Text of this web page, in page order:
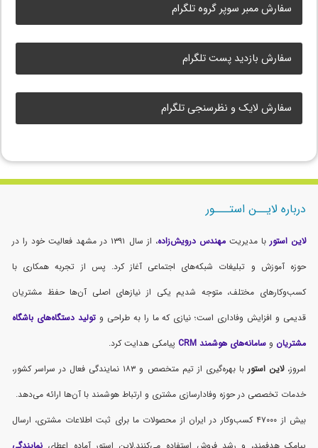
سفارش ممبر سوپر گروه تلگرام
سفارش بازدید پست تلگرام
سفارش لایک و نظرسنجی تلگرام